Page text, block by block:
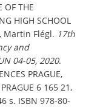
OF THE
HIGH SCHOOL
Martin Flégl. 17th
and
04-05, 2020.
PRAGUE,
6 165 21,
s. ISBN 978-80-